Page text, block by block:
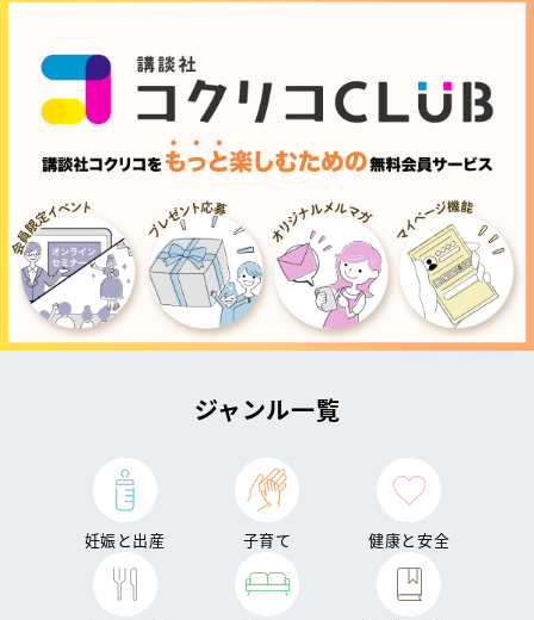
ジャンル一覧
妊娠と出産 子育て 健康と安全